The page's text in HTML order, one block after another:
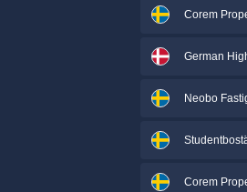
Corem
German
Neobo
Corem